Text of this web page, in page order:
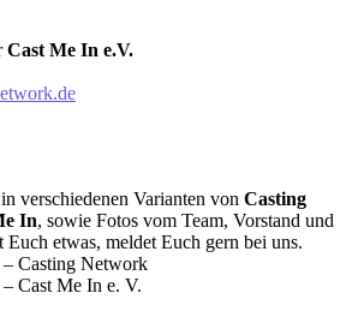
Cast Me In e.V.
verschiedenen Varianten von Casting
In, sowie Fotos vom Team, Vorstand und
etwas, meldet Euch gern bei uns.
Casting Network
Cast Me In e. V.